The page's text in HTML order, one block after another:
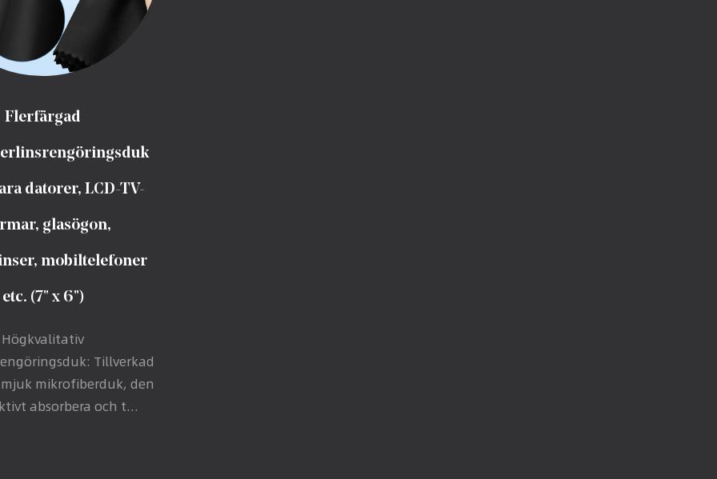
Flerfärgad
datorer, LCD-TV-
glasögon,
mobiltelefoner
etc. (7" x 6")
Högkvalitativ
Tillverkad
mikrofiberduk, den
absorbera och t...